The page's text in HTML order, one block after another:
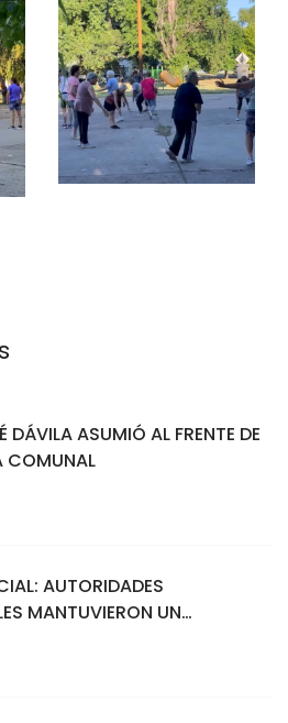
DÁVILA ASUMIÓ AL FRENTE DE
COMUNAL
AUTORIDADES
MANTUVIERON UN
CON VECINOS POR LA